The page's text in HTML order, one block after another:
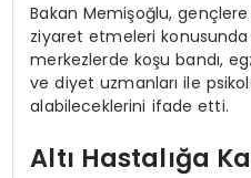
Bakan Memişoğlu,
ziyaret etmeleri
merkezlerde koşu bandı,
ve diyet uzmanları ile
alabileceklerini ifade etti.
Altı Hastalığa